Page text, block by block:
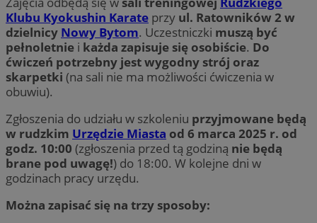
Klubu Kyokushin Karate przy ul. Ratowników 2 w
dzielnicy Nowy Bytom. Uczestniczki muszą być
pełnoletnie i każda zapisuje się osobiście. Do
ćwiczeń potrzebny jest wygodny strój oraz
skarpetki (na sali nie ma możliwości ćwiczenia w
obuwiu).
Zgłoszenia do udziału w szkoleniu przyjmowane będą
w rudzkim Urzędzie Miasta od 6 marca 2025 r. od
godz. 10:00 (zgłoszenia przed tą godziną nie będą
brane pod uwagę!) do 18:00. W kolejne dni w
godzinach pracy urzędu.
Można zapisać się na trzy sposoby: